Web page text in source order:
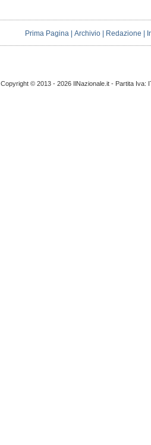
Prima Pagina |Archivio | Redazione |
Copyright © 2013 - 2026 IlNazionale.it - Partita Iva: